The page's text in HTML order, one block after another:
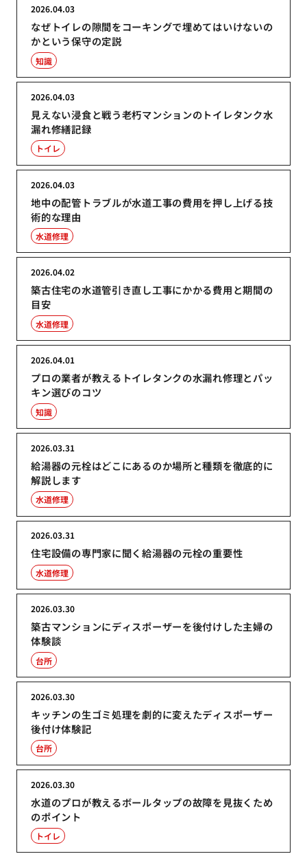
なぜトイレの隙間をコーキングで埋めてはいけないの
かという保守の定説
2026.04.03
知識
見えない浸食と戦う老朽マンションのトイレタンク水
漏れ修繕記録
2026.04.03
トイレ
地中の配管トラブルが水道工事の費用を押し上げる技
術的な理由
2026.04.03
水道修理
築古住宅の水道管引き直し工事にかかる費用と期間の
目安
2026.04.02
水道修理
プロの業者が教えるトイレタンクの水漏れ修理とパッ
キン選びのコツ
2026.04.01
知識
給湯器の元栓はどこにあるのか場所と種類を徹底的に
解説します
2026.03.31
水道修理
住宅設備の専門家に聞く給湯器の元栓の重要性
2026.03.31
水道修理
築古マンションにディスポーザーを後付けした主婦の
体験談
2026.03.30
台所
キッチンの生ゴミ処理を劇的に変えたディスポーザー
後付け体験記
2026.03.30
台所
水道のプロが教えるボールタップの故障を見抜くため
のポイント
2026.03.30
トイレ